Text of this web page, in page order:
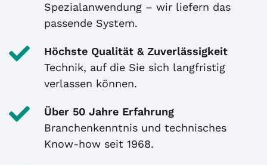
Spezialanwendung – wir liefern das
passende System.
Höchste Qualität & Zuverlässigkeit
Technik, auf die Sie sich langfristig
verlassen können.
Über 50 Jahre Erfahrung
Branchenkenntnis und technisches
Know-how seit 1968.